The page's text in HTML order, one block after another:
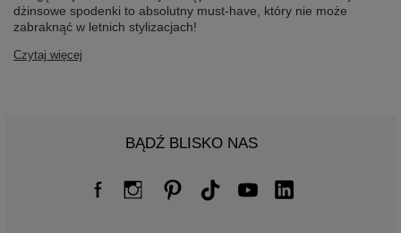
dżinsowe spodenki to absolutny must-have, który nie może
zabraknąć w letnich stylizacjach!
Czytaj więcej
BĄDŹ BLISKO NAS